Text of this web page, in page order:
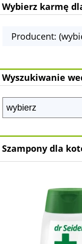
Wybierz karmę
Producent:
Wyszukiwanie
Szampony dla